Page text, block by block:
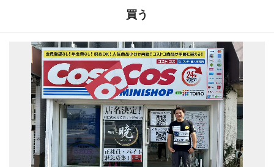
買う